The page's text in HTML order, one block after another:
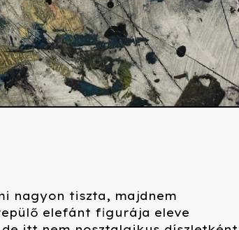
nagyon tiszta, majdnem
elefánt figurája eleve